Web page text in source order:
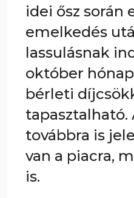
idei ősz során
emelkedés
lassulásnak
október
bérleti
tapasztalható.
továbbra is
van a piacra,
is.